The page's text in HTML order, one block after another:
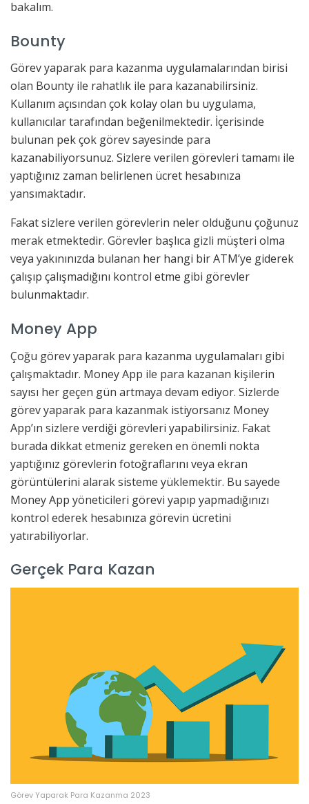
bakalım.
Bounty
Görev yaparak para kazanma uygulamalarından birisi
olan Bounty ile rahatlık ile para kazanabilirsiniz.
Kullanım açısından çok kolay olan bu uygulama,
kullanıcılar tarafından beğenilmektedir. İçerisinde
bulunan pek çok görev sayesinde para
kazanabiliyorsunuz. Sizlere verilen görevleri tamamı ile
yaptığınız zaman belirlenen ücret hesabınıza
yansımaktadır.
Fakat sizlere verilen görevlerin neler olduğunu çoğunuz
merak etmektedir. Görevler başlıca gizli müşteri olma
veya yakınınızda bulanan her hangi bir ATM’ye giderek
çalışıp çalışmadığını kontrol etme gibi görevler
bulunmaktadır.
Money App
Çoğu görev yaparak para kazanma uygulamaları gibi
çalışmaktadır. Money App ile para kazanan kişilerin
sayısı her geçen gün artmaya devam ediyor. Sizlerde
görev yaparak para kazanmak istiyorsanız Money
App’ın sizlere verdiği görevleri yapabilirsiniz. Fakat
burada dikkat etmeniz gereken en önemli nokta
yaptığınız görevlerin fotoğraflarını veya ekran
görüntülerini alarak sisteme yüklemektir. Bu sayede
Money App yöneticileri görevi yapıp yapmadığınızı
kontrol ederek hesabınıza görevin ücretini
yatırabiliyorlar.
Gerçek Para Kazan
Görev Yaparak Para Kazanma 2023